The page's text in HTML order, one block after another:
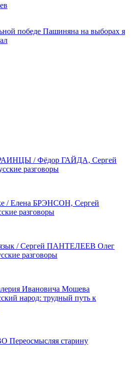
победе Пашиняна на выборах я
/ Фёдор ГАЙДА, Сергей
разговоры
/ Елена БРЭНСОН, Сергей
разговоры
язык / Сергей ПАНТЕЛЕЕВ Олег
разговоры
Ивановича Мошева
народ: трудный путь к
старину